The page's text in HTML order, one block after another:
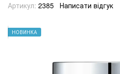
Артикул: 2385 Написати відгук
НОВИНКА